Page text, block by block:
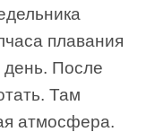
плавания
После
Там
атмосфера.